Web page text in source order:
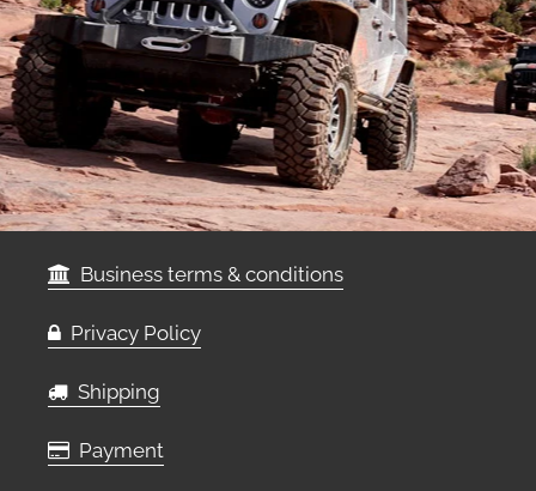
Business terms & conditions
Privacy Policy
Shipping
Payment